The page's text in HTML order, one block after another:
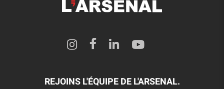
REJOINS L'ÉQUIPE DE L'ARSENAL.